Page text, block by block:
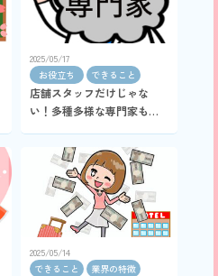
2025/05/17
お役立ち
できること
店舗スタッフだけじゃな
い！多種多様な専門家も女
2025/05/14
できること
業界の特徴